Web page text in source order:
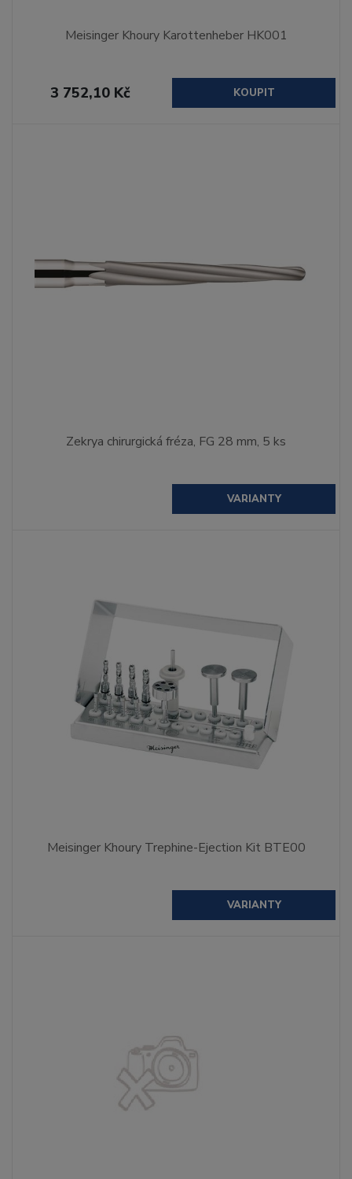
Meisinger Khoury Karottenheber HK001
3 752,10 Kč KOUPIT
Zekrya chirurgická fréza, FG 28 mm, 5 ks
VARIANTY
Meisinger Khoury Trephine-Ejection Kit BTE00
VARIANTY